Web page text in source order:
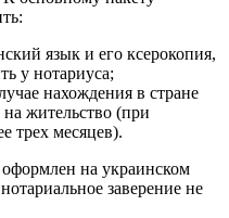
язык и его ксерокопия,
у нотариуса;
нахождения в стране
жительство (при
трех месяцев).
на украинском
заверение не